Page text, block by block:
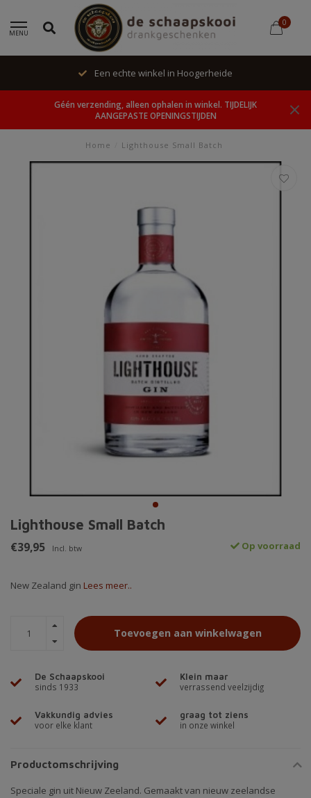
MENU
0
Een echte winkel in Hoogerheide
Géén verzending, alleen ophalen in winkel. TIJDELIJK
AANGEPASTE OPENINGSTIJDEN
Home Lighthouse Small Batch
Lighthouse Small Batch
€39,95 Incl. btw Op voorraad
New Zealand gin Lees meer..
Toevoegen aan winkelwagen
De Schaapskooi
sinds 1933
Klein maar
verrassend veelzijdig
Vakkundig advies
voor elke klant
graag tot ziens
in onze winkel
Productomschrijving
Speciale gin uit Nieuw Zeeland. Gemaakt van nieuw zeelandse